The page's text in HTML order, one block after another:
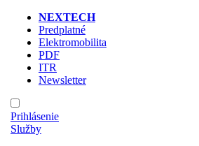
NEXTECH
Predplatné
Elektromobilita
PDF
ITR
Newsletter
Prihlásenie
Služby